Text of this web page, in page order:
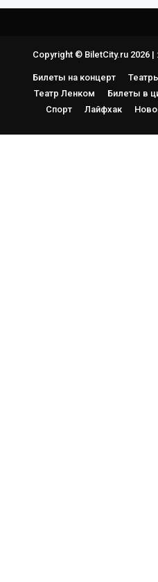
Copyright © BiletCity.ru 2026 |
Билеты на концерт
Театр Ленком
Билеты в
Спорт
Лайфхак